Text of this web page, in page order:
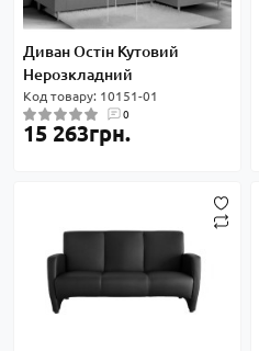
Диван Остін Кутовий
Нерозкладний
Код товару: 10151-01
0
15 263грн.